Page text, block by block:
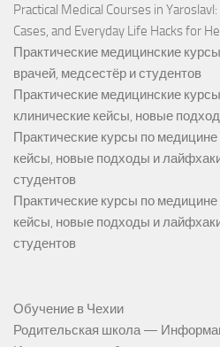
Practical Medical Courses in
Cases, and Everyday Life Hacks for
Практические медицинские
врачей, медсестёр и студентов
Практические медицинские
клинические кейсы, новые
Практические курсы по
кейсы, новые подходы и
студентов
Практические курсы по
кейсы, новые подходы и
студентов
Обучение в Чехии
Родительская школа —